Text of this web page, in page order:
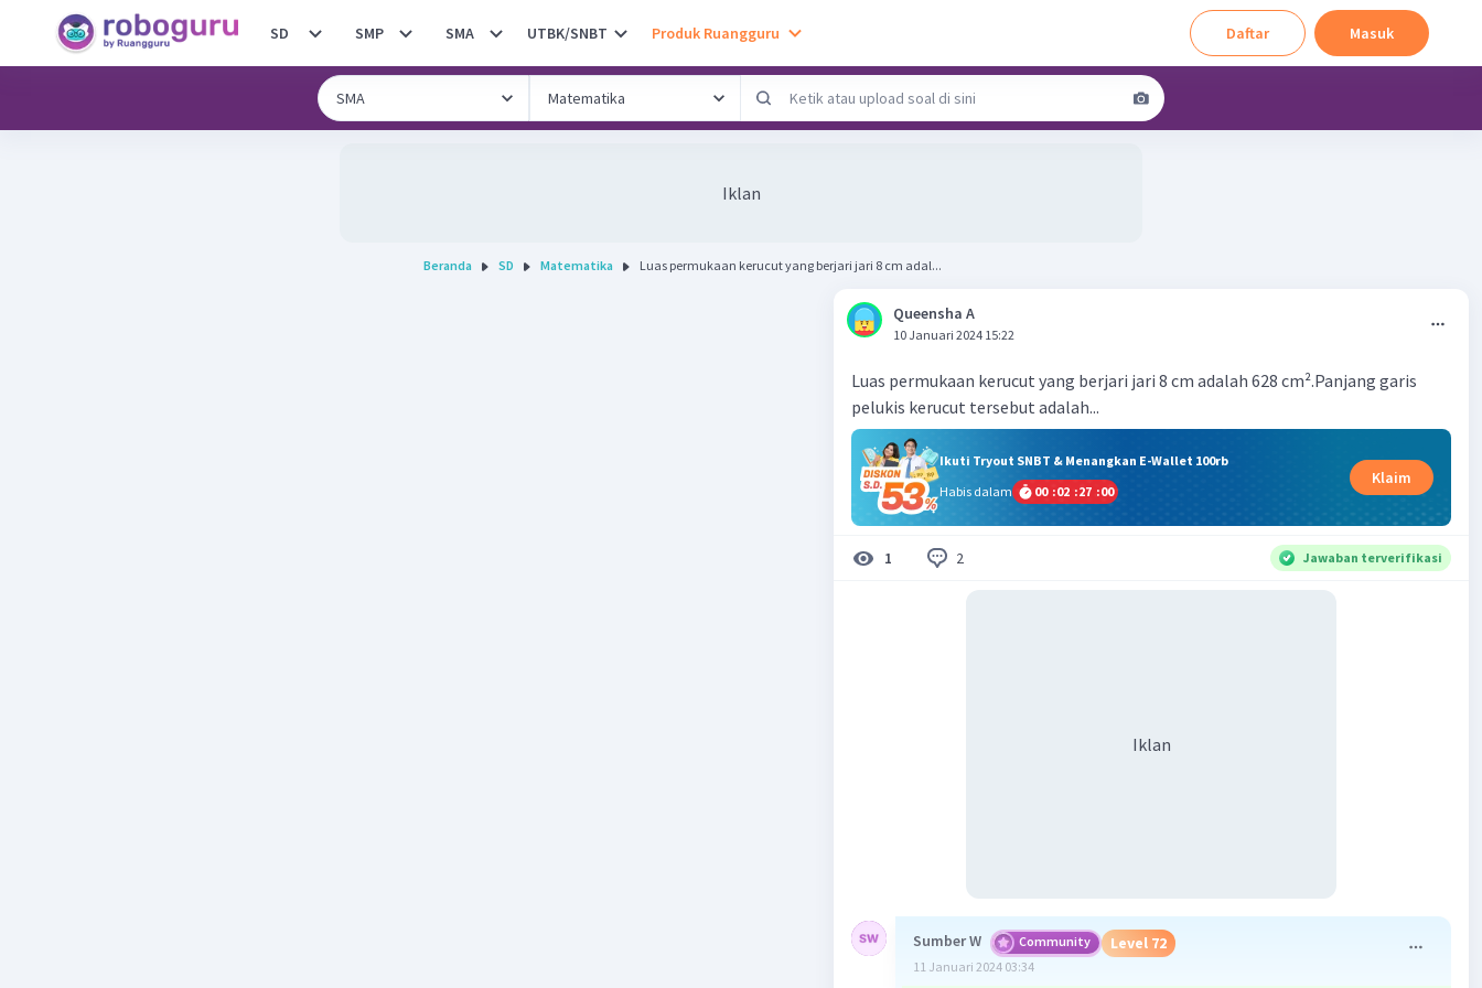
SD SMP SMA UTBK/SNBT Produk Ruangguru Daftar Masuk
Iklan
Beranda SD Matematika Luas permukaan kerucut yang berjari jari 8 cm adal...
Queensha A
10 Januari 2024 15:22
Luas permukaan kerucut yang berjari jari 8 cm adalah 628 cm².Panjang garis
pelukis kerucut tersebut adalah...
Ikuti Tryout SNBT & Menangkan E-Wallet 100rb
Habis dalam
00 :02 :26 :59
Klaim
1 2 Jawaban terverifikasi
Iklan
Sumber W Community Level 72
11 Januari 2024 03:34